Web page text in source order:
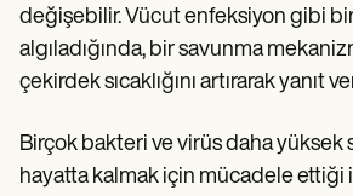
Why Carepatron?
Login
Get started
değişebilir. Vücut enfeksiyon gibi
algıladığında, bir savunma
çekirdek sıcaklığını artırarak yanıt
Birçok bakteri ve virüs daha yüksek
hayatta kalmak için mücadele ettiği